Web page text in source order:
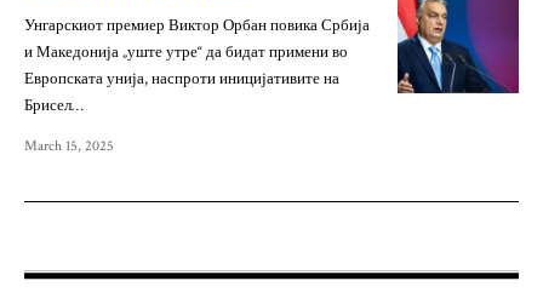
Унгарскиот премиер Виктор Орбан повика Србија
и Македонија „уште утре“ да бидат примени во
Европската унија, наспроти иницијативите на
Брисел…
March 15, 2025